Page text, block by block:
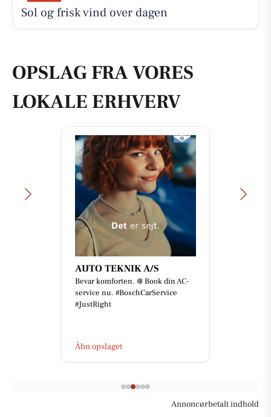
Sol og frisk vind over dagen
OPSLAG FRA VORES
LOKALE ERHVERV
AUTO TEKNIK A/S
Bevar komforten. ❄️ Book din AC-
service nu. #BoschCarService
#JustRight
Åbn opslaget
Annoncørbetalt indhold